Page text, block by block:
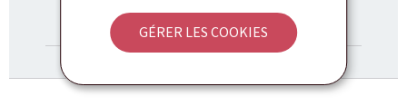
GÉRER LES COOKIES
ANNUAIRE